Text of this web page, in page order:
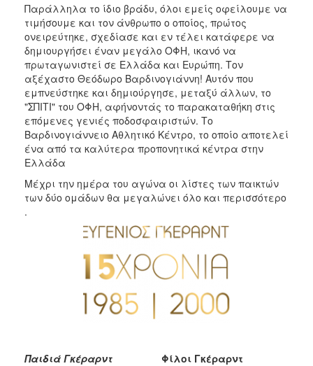
Παράλληλα το ίδιο βράδυ, όλοι εμείς οφείλουμε να
τιμήσουμε και τον άνθρωπο ο οποίος, πρώτος
ονειρεύτηκε, σχεδίασε και εν τέλει κατάφερε να
δημιουργήσει έναν μεγάλο ΟΦΗ, ικανό να
πρωταγωνιστεί σε Ελλάδα και Ευρώπη. Τον
αξέχαστο Θεόδωρο Βαρδινογιάννη! Αυτόν που
εμπνεύστηκε και δημιούργησε, μεταξύ άλλων, το
"ΣΠΙΤΙ" του ΟΦΗ, αφήνοντάς το παρακαταθήκη στις
επόμενες γενιές ποδοσφαιριστών. Το
Βαρδινογιάννειο Αθλητικό Κέντρο, το οποίο αποτελεί
ένα από τα καλύτερα προπονητικά κέντρα στην
Ελλάδα
Μέχρι την ημέρα του αγώνα οι λίστες των παικτών
των δύο ομάδων θα μεγαλώνει όλο και περισσότερο
.
Παιδιά Γκέραρντ Φίλοι Γκέραρντ